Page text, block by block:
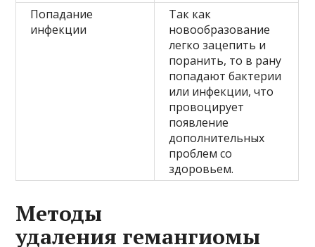
Попадание
инфекции
Так как
новообразование
легко зацепить и
поранить, то в рану
попадают бактерии
или инфекции, что
провоцирует
появление
дополнительных
проблем со
здоровьем.
Методы
удаления гемангиомы